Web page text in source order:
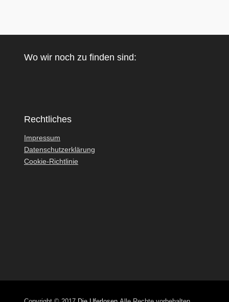
Wo wir noch zu finden sind:
Rechtliches
Impressum
Datenschutzerklärung
Cookie-Richtlinie